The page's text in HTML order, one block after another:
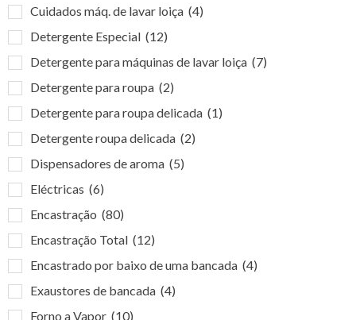
Cuidados máq. de lavar loiça (4)
Detergente Especial (12)
Detergente para máquinas de lavar loiça (7)
Detergente para roupa (2)
Detergente para roupa delicada (1)
Detergente roupa delicada (2)
Dispensadores de aroma (5)
Eléctricas (6)
Encastração (80)
Encastração Total (12)
Encastrado por baixo de uma bancada (4)
Exaustores de bancada (4)
Forno a Vapor (10)